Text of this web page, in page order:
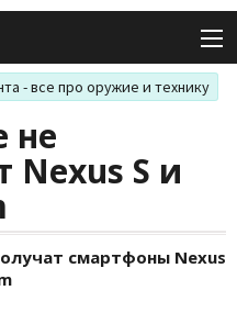
- все про оружие и технику
не
S и
смартфоны Nexus